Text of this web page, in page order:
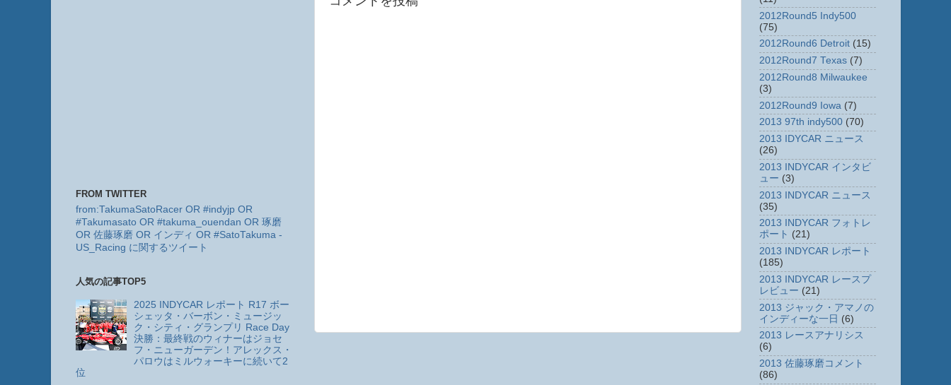
FROM TWITTER
from:TakumaSatoRacer OR #indyjp OR
#Takumasato OR #takuma_ouendan OR 琢磨
OR 佐藤琢磨 OR インディ OR #SatoTakuma -
US_Racing に関するツイート
人気の記事TOP5
2025 INDYCAR レポート R17 ボー
シェッタ・バーボン・ミュージッ
ク・シティ・グランプリ Race Day
決勝：最終戦のウィナーはジョセ
フ・ニューガーデン！アレックス・
パロウはミルウォーキーに続いて2
位
2012Round5 Indy500
(75)
2012Round6 Detroit (15)
2012Round7 Texas (7)
2012Round8 Milwaukee
(3)
2012Round9 Iowa (7)
2013 97th indy500 (70)
2013 IDYCAR ニュース
(26)
2013 INDYCAR インタビ
ュー (3)
2013 INDYCAR ニュース
(35)
2013 INDYCAR フォトレ
ポート (21)
2013 INDYCAR レポート
(185)
2013 INDYCAR レースプ
レビュー (21)
2013 ジャック・アマノの
インディーな一日 (6)
2013 レースアナリシス
(6)
2013 佐藤琢磨コメント
(86)